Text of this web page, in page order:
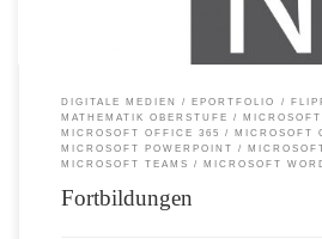
DIGITALE MEDIEN EPORTFOLIO
MATHEMATIK OBERSTUFE
MICROSOFT OFFICE 365
MICROSOFT
MICROSOFT POWERPOINT
MICROSOFT TEAMS
MICROSOFT
Fortbildungen